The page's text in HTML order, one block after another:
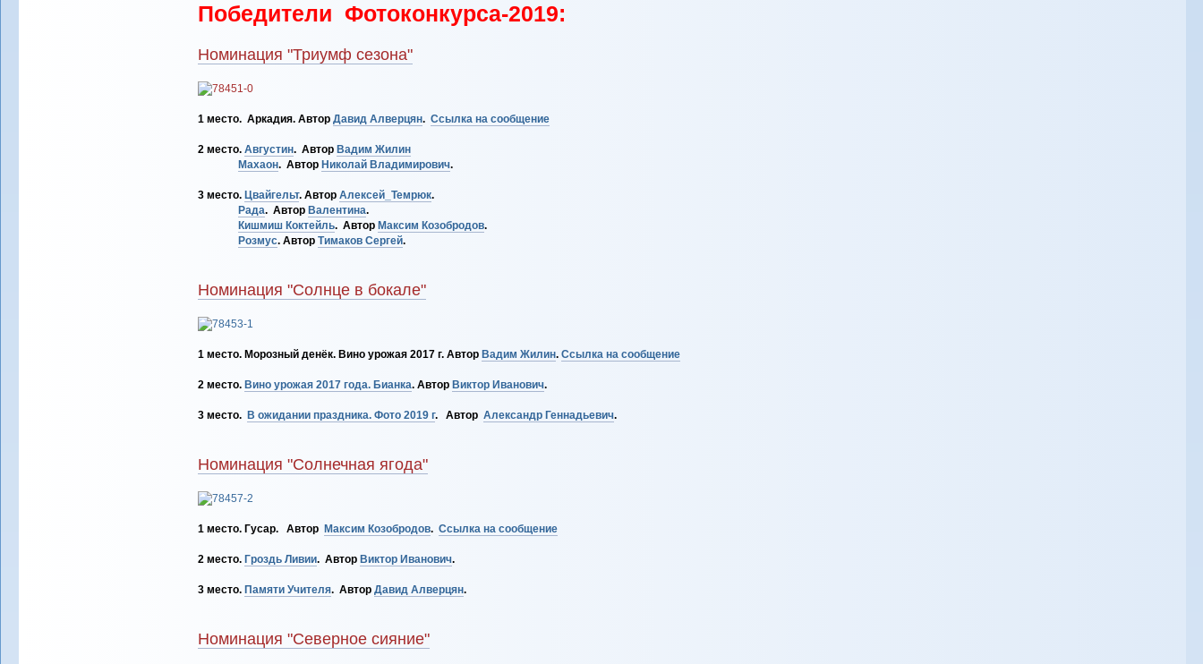
Победители Фотоконкурса-2019:
Номинация "Триумф сезона"
1 место. Аркадия. Автор Давид Алверцян. Ссылка на сообщение
2 место. Августин. Автор Вадим Жилин
Махаон. Автор Николай Владимирович.
3 место. Цвайгельт. Автор Алексей_Темрюк.
Рада. Автор Валентина.
Кишмиш Коктейль. Автор Максим Козобродов.
Розмус. Автор Тимаков Сергей.
Номинация "Солнце в бокале"
1 место. Морозный денёк. Вино урожая 2017 г. Автор Вадим Жилин. Ссылка на сообщение
2 место. Вино урожая 2017 года. Бианка. Автор Виктор Иванович.
3 место. В ожидании праздника. Фото 2019 г. Автор Александр Геннадьевич.
Номинация "Солнечная ягода"
1 место. Гусар. Автор Максим Козобродов. Ссылка на сообщение
2 место. Гроздь Ливии. Автор Виктор Иванович.
3 место. Памяти Учителя. Автор Давид Алверцян.
Номинация "Северное сияние"